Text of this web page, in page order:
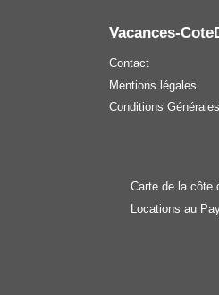
Vacances-
Contact
Mentions légales
Conditions
Carte de la côte
Locations au